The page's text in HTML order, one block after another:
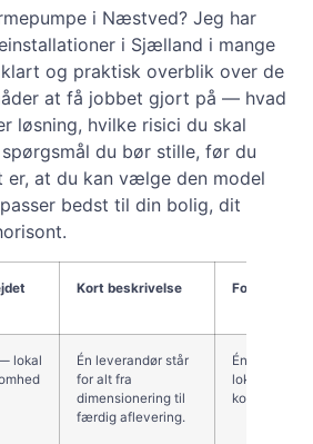
i Næstved? Jeg har
i Sjælland i mange
og praktisk overblik over de
at få jobbet gjort på — hvad
løsning, hvilke risici du skal
du bør stille, før du
er, at du kan vælge den model
bedst til din bolig, dit
Kort beskrivelse Fordele
lokal
Én leverandør står
for alt fra
dimensionering til
færdig aflevering.
Én kontrakt,